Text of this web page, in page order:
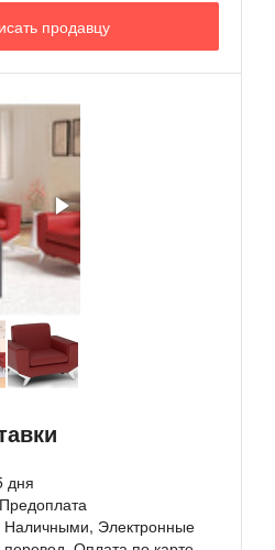
продавцу
дня
Предоплата
Наличными, Электронные